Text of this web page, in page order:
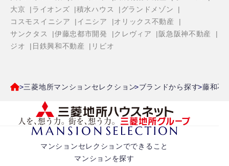
大京
ライオンズ 積水ハウス
グランドメゾン
コスモスイニシア
イニシア
オリックス不動産
サンクタス
伊藤忠都市開発 クレヴィア
阪急阪神不動産
ジオ
日鉄興和不動産 リビオ
三菱地所マンションセレクション ブランドから探す 藤和不
マンションセレクションでできること
マンションを探す